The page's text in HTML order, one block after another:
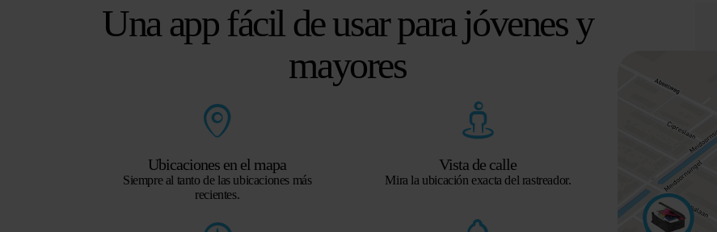
Una app fácil de usar para jóvenes y
mayores
Ubicaciones en el mapa
Siempre al tanto de las ubicaciones más
recientes.
Vista de calle
Mira la ubicación exacta del rastreador.